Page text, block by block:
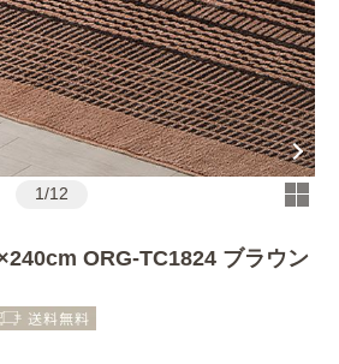
1/12
ORG-TC1824 ブラウン